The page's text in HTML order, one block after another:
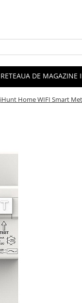
RETEAUA DE MAGAZINE
iHunt Home WIFI Smart